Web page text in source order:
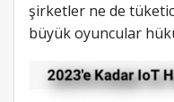
şirketler ne de
büyük oyuncular